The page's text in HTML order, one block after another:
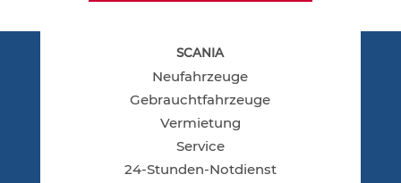
SCANIA
Neu­fahr­zeu­ge
Gebraucht­fahr­zeu­ge
Ver­mie­tung
Ser­vice
24-Stun­den-Not­dienst